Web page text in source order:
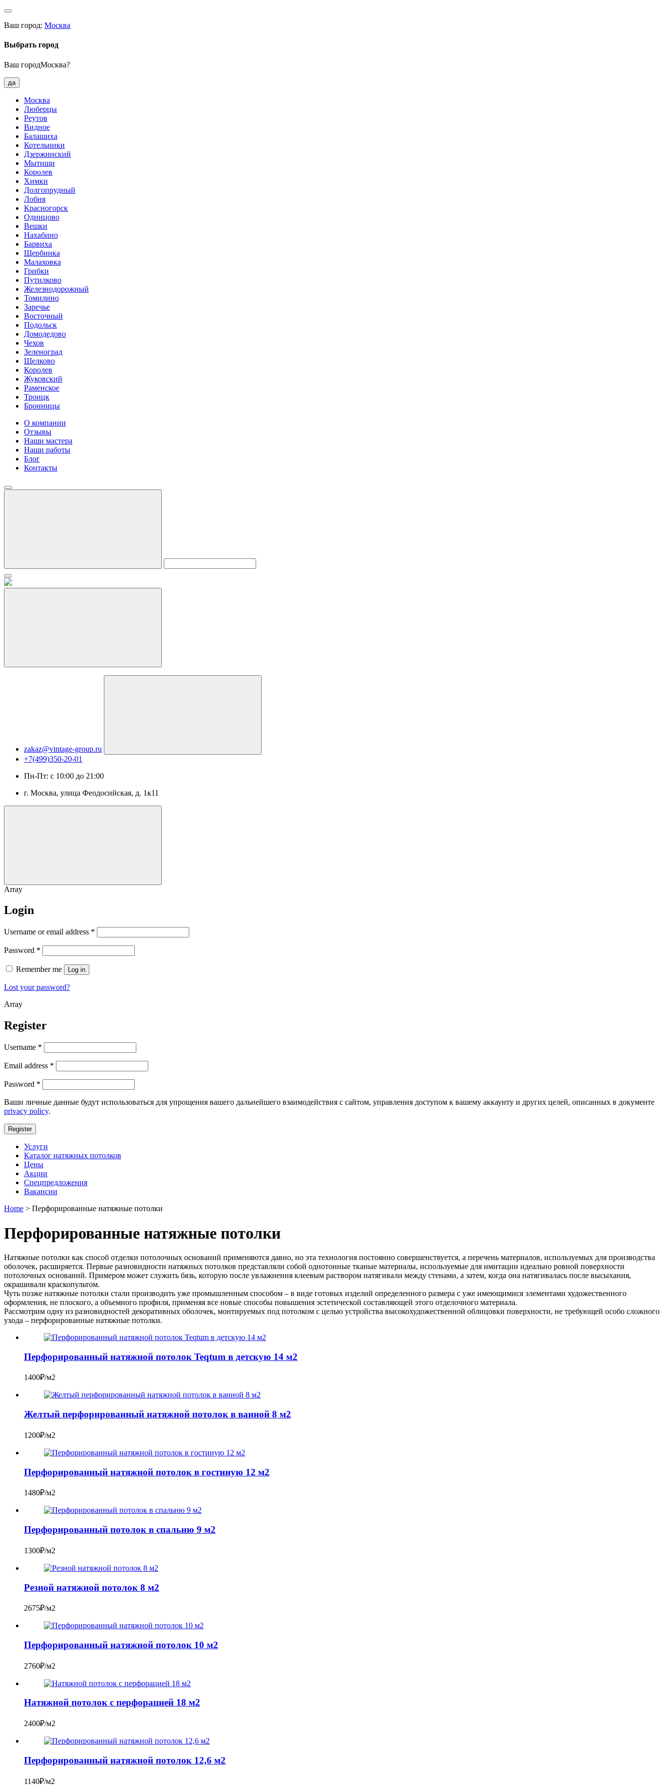
Ваш город: Москва
Выбрать город
Ваш городМосква?
да
Москва
Люберцы
Реутов
Видное
Балашиха
Котельники
Дзержинский
Мытищи
Королев
Химки
Долгопрудный
Лобня
Красногорск
Одинцово
Вешки
Нахабино
Барвиха
Щербинка
Малаховка
Грибки
Путилково
Железнодорожный
Томилино
Заречье
Восточный
Подольск
Домодедово
Чехов
Зеленоград
Щелково
Королев
Жуковский
Раменское
Троицк
Бронницы
О компании
Отзывы
Наши мастера
Наши работы
Блог
Контакты
zakaz@vintage-group.ru
+7(499)350-20-01
Пн-Пт: с 10:00 до 21:00
г. Москва, ​улица Феодосийская, д. 1к11
Array
Login
Username or email address *
Password *
Remember me Log in
Lost your password?
Array
Register
Username *
Email address *
Password *
Ваши личные данные будут использоваться для упрощения вашего дальнейшего взаимодействия с сайтом, управления доступом к вашему аккаунту и других целей, описанных в документе
privacy policy.
Register
Услуги
Каталог натяжных потолков
Цены
Акции
Спецпредложения
Вакансии
Home > Перфорированные натяжные потолки
Перфорированные натяжные потолки
Натяжные потолки как способ отделки потолочных оснований применяются давно, но эта технология постоянно совершенствуется, а перечень материалов, используемых для производства
оболочек, расширяется. Первые разновидности натяжных потолков представляли собой однотонные тканые материалы, используемые для имитации идеально ровной поверхности
потолочных оснований. Примером может служить бязь, которую после увлажнения клеевым раствором натягивали между стенами, а затем, когда она натягивалась после высыхания,
окрашивали краскопультом.
Чуть позже натяжные потолки стали производить уже промышленным способом – в виде готовых изделий определенного размера с уже имеющимися элементами художественного
оформления, не плоского, а объемного профиля, применяя все новые способы повышения эстетической составляющей этого отделочного материала.
Рассмотрим одну из разновидностей декоративных оболочек, монтируемых под потолком с целью устройства высокохудожественной облицовки поверхности, не требующей особо сложного
ухода – перфорированные натяжные потолки.
Перфорированный натяжной потолок Teqtum в детскую 14 м2
1400₽/м2
Желтый перфорированный натяжной потолок в ванной 8 м2
1200₽/м2
Перфорированный натяжной потолок в гостиную 12 м2
1480₽/м2
Перфорированный потолок в спальню 9 м2
1300₽/м2
Резной натяжной потолок 8 м2
2675₽/м2
Перфорированный натяжной потолок 10 м2
2760₽/м2
Натяжной потолок с перфорацией 18 м2
2400₽/м2
Перфорированный натяжной потолок 12,6 м2
1140₽/м2